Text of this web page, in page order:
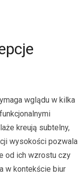
wglądu w kilka
kreują subtelny,
wysokości pozwala
od ich wzrostu czy
w kontekście biur